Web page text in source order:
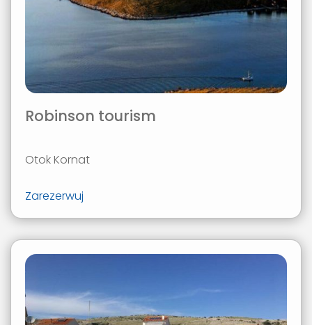
Robinson tourism
Otok Kornat
Zarezerwuj